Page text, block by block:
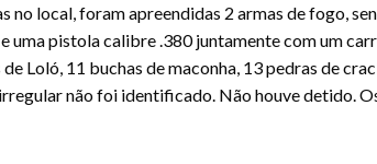
no local, foram apreendidas 2 armas de fogo,
uma pistola calibre .380 juntamente com um
Loló, 11 buchas de maconha, 13 pedras de
não foi identificado. Não houve detido.